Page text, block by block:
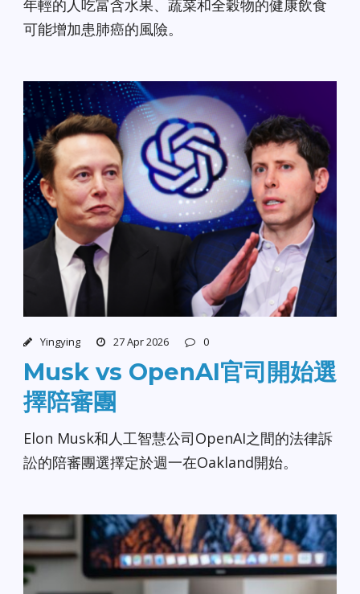
年輕的人吃富含水果、蔬菜和全穀物的健康飲食
可能增加患肺癌的風險。
Yingying 27 Apr 2026 0
Musk vs OpenAI官司開始選
擇陪審團
Elon Musk和人工智慧公司OpenAI之間的法律訴
訟的陪審團選擇定於週一在Oakland開始。